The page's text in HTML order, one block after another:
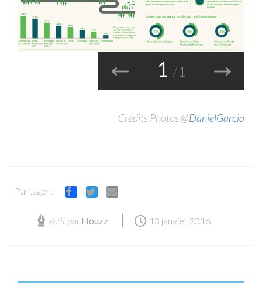
1 /1
Précédent
Crédits Photos @DanielGarcia
Partager : Facebook
écrit parHouzz 13 janvier 2016